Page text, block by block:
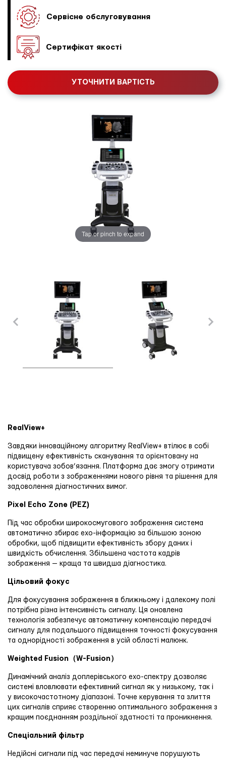
Tap or pinch to expand
Сервісне обслуговування
Сертифікат якості
УТОЧНИТИ ВАРТІСТЬ
RealView+
Завдяки інноваційному алгоритму RealView+ втілює в собі
підвищену ефективність сканування та орієнтовану на
користувача зобов’язання. Платформа дає змогу отримати
досвід роботи з зображеннями нового рівня та рішення для
задоволення діагностичних вимог.
Pixel Echo Zone (PEZ)
Під час обробки широкосмугового зображення система
автоматично збирає ехо-інформацію за більшою зоною
обробки, щоб підвищити ефективність збору даних і
швидкість обчислення. Збільшена частота кадрів
зображення — краща та швидша діагностика.
Цільовий фокус
Для фокусування зображення в ближньому і далекому полі
потрібна різна інтенсивність сигналу. Ця оновлена ​​
технологія забезпечує автоматичну компенсацію передачі
сигналу для подальшого підвищення точності фокусування
та однорідності зображення в усій області малюнк.
Weighted Fusion（W-Fusion）
Динамічний аналіз доплерівського ехо-спектру дозволяє
системі вловлювати ефективний сигнал як у низькому, так і
у високочастотному діапазоні. Точне керування та злиття
цих сигналів сприяє створенню оптимального зображення з
кращим поєднанням роздільної здатності та проникнення.
Спеціальний фільтр
Недійсні сигнали під час передачі неминуче порушують